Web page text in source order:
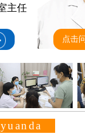
主任
点击